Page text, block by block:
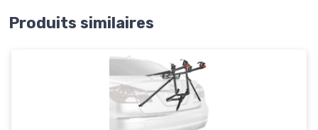
Produits similaires